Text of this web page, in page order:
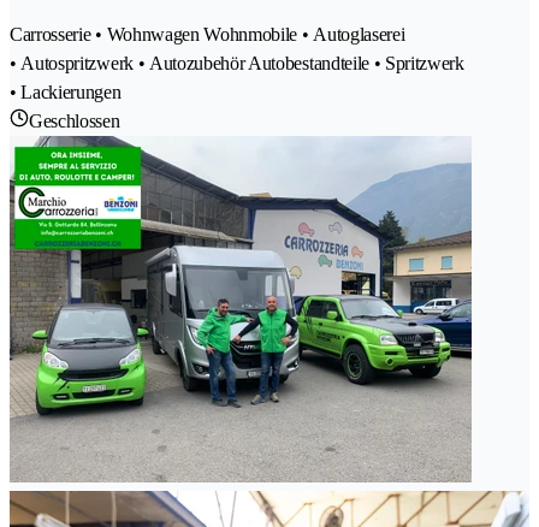
Carrosserie • Wohnwagen Wohnmobile • Autoglaserei
• Autospritzwerk • Autozubehör Autobestandteile • Spritzwerk
• Lackierungen
Geschlossen